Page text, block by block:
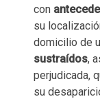
con
su
domicilio de
sustraídos,
perjudicada,
su